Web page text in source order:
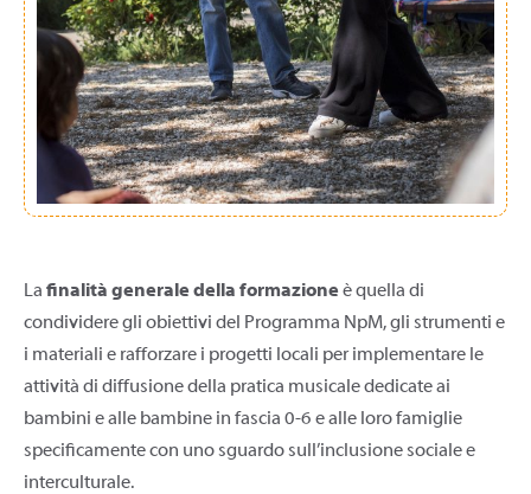
La finalità generale della formazione è quella di
condividere gli obiettivi del Programma NpM, gli strumenti e
i materiali e rafforzare i progetti locali per implementare le
attività di diffusione della pratica musicale dedicate ai
bambini e alle bambine in fascia 0-6 e alle loro famiglie
specificamente con uno sguardo sull’inclusione sociale e
interculturale.